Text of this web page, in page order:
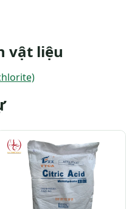
vật liệu